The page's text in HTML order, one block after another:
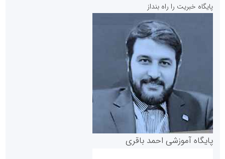
پایگاه خبریت را راه بنداز
پایگاه آموزشی احمد باقری